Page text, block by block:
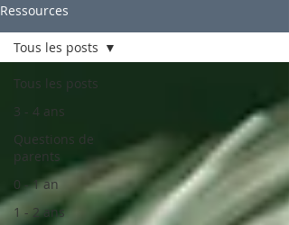
Ressources
Tous les posts
3 - 4 ans
Questions de
parents
0 - 1 an
1 - 2 ans
Tous les posts